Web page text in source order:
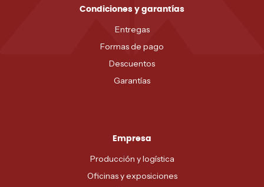
Condiciones y garantías
Entregas
Formas de pago
Descuentos
Garantías
Empresa
Producción y logística
Oficinas y exposiciones